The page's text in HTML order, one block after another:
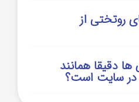
روتختی از
دقیقا همانند
سایت است؟